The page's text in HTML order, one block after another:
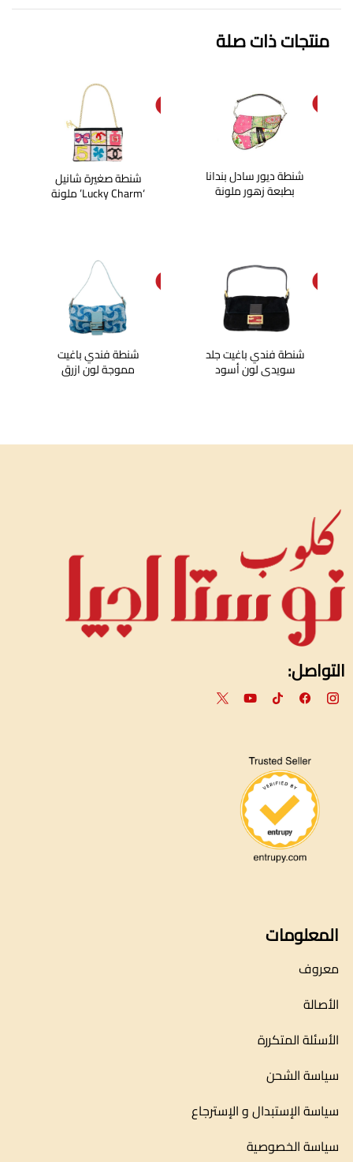
منتجات ذات صلة
شنطة ديور سادل بندانا
بطبعة زهور ملونة
شنطة صغيرة شانيل
‘Lucky Charm’ ملونة
شنطة فندي باغيت جلد
سويدي لون أسود
شنطة فندي باغيت
مموجة لون ازرق
التواصل:
المعلومات
معروف
الأصالة
الأسئلة المتكررة
سياسة الشحن
سياسة الإستبدال و الإسترجاع
سياسة الخصوصية